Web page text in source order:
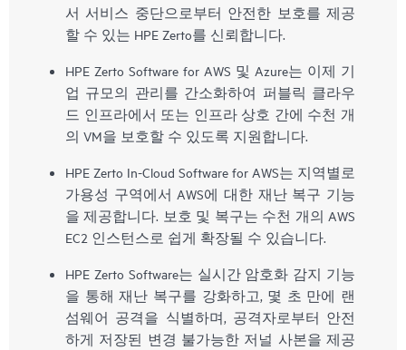
서 서비스 중단으로부터 안전한 보호를 제공
할 수 있는 HPE Zerto를 신뢰합니다.
HPE Zerto Software for AWS 및 Azure는 이제 기
업 규모의 관리를 간소화하여 퍼블릭 클라우
드 인프라에서 또는 인프라 상호 간에 수천 개
의 VM을 보호할 수 있도록 지원합니다.
HPE Zerto In-Cloud Software for AWS는 지역별로
가용성 구역에서 AWS에 대한 재난 복구 기능
을 제공합니다. 보호 및 복구는 수천 개의 AWS
EC2 인스턴스로 쉽게 확장될 수 있습니다.
HPE Zerto Software는 실시간 암호화 감지 기능
을 통해 재난 복구를 강화하고, 몇 초 만에 랜
섬웨어 공격을 식별하며, 공격자로부터 안전
하게 저장된 변경 불가능한 저널 사본을 제공